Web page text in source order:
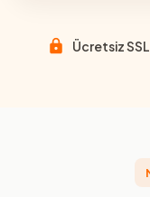
Ücretsiz